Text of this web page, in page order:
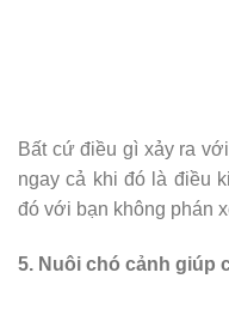
Bất cứ điều gì xảy ra
ngay cả khi đó là điều
đó với bạn không phán
5. Nuôi chó cảnh giúp